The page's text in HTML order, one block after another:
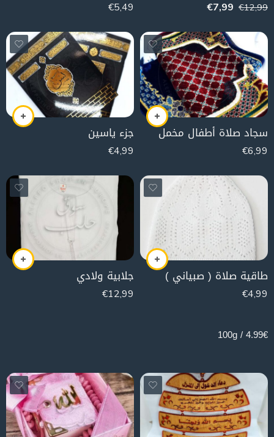
€12,99
€7,99
€5,49
سجاد صلاة أطفال مخمل
€6,99
جزء ياسين
€4,99
طاقية صلاة ( صبياني )
€4,99
4.99€ / 100g
جلابية ولادي
€12,99